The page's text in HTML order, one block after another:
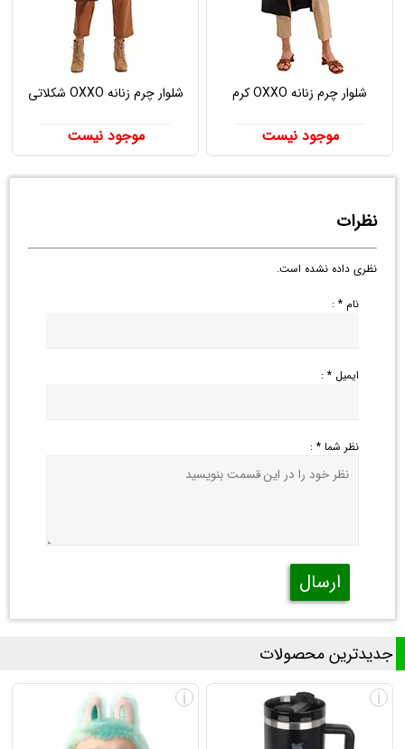
شلوار چرم زنانه OXXO کرم
موجود نیست
شلوار چرم زنانه OXXO شکلاتی
موجود نیست
نظرات
نظری داده نشده است.
نام * :
ایمیل * :
نظر شما * :
ارسال
جدیدترین محصولات
i
i